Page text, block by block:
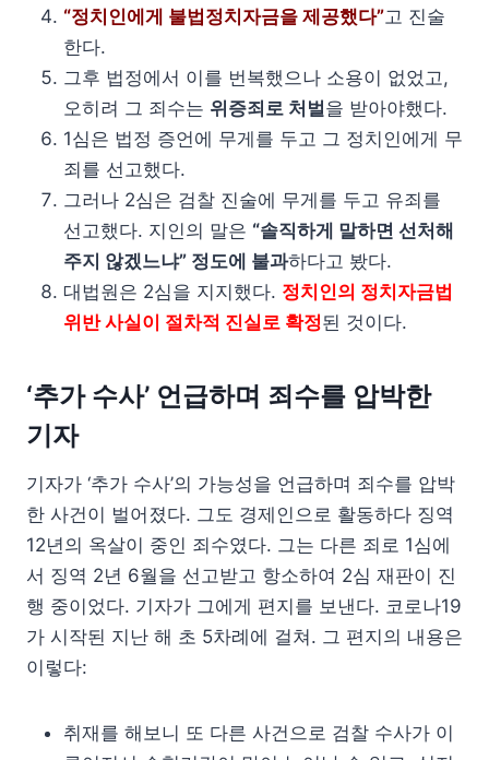
“정치인에게 불법정치자금을 제공했다”고 진술
한다.
그후 법정에서 이를 번복했으나 소용이 없었고,
오히려 그 죄수는 위증죄로 처벌을 받아야했다.
1심은 법정 증언에 무게를 두고 그 정치인에게 무
죄를 선고했다.
그러나 2심은 검찰 진술에 무게를 두고 유죄를
선고했다. 지인의 말은 “솔직하게 말하면 선처해
주지 않겠느냐” 정도에 불과하다고 봤다.
대법원은 2심을 지지했다. 정치인의 정치자금법
위반 사실이 절차적 진실로 확정된 것이다.
‘추가 수사’ 언급하며 죄수를 압박한
기자
기자가 ‘추가 수사’의 가능성을 언급하며 죄수를 압박
한 사건이 벌어졌다. 그도 경제인으로 활동하다 징역
12년의 옥살이 중인 죄수였다. 그는 다른 죄로 1심에
서 징역 2년 6월을 선고받고 항소하여 2심 재판이 진
행 중이었다. 기자가 그에게 편지를 보낸다. 코로나19
가 시작된 지난 해 초 5차례에 걸쳐. 그 편지의 내용은
이렇다:
취재를 해보니 또 다른 사건으로 검찰 수사가 이